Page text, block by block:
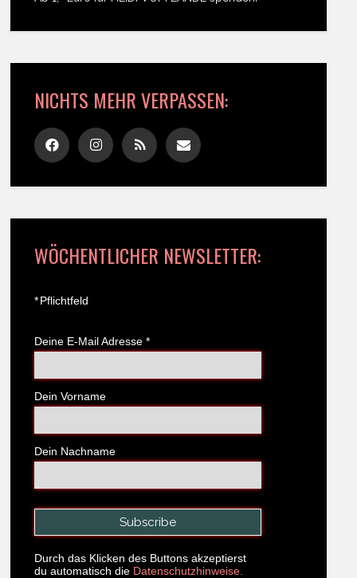
NICHTS MEHR VERPASSEN:
WÖCHENTLICHER NEWSLETTER:
*Pflichtfeld
Deine E-Mail Adresse *
Dein Vorname
Dein Nachname
Durch das Klicken des Buttons akzeptierst
du automatisch die Datenschutzhinweise.